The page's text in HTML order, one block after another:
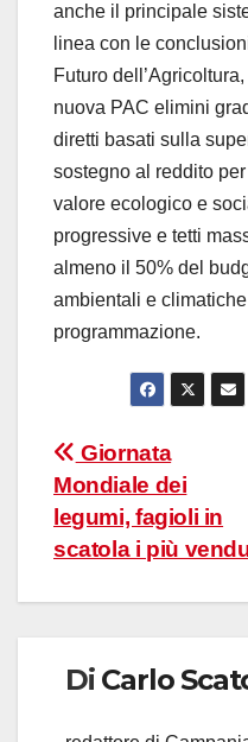
anche il principale
linea con le
Futuro
nuova PAC elimini
diretti basati sulla
sostegno al reddito
valore ecologico e
progressive e tetti
almeno il 50% del
ambientali e
programmazione.
articoli
Giornata
Mondiale dei
legumi, fagioli in
scatola i più
Di Carlo